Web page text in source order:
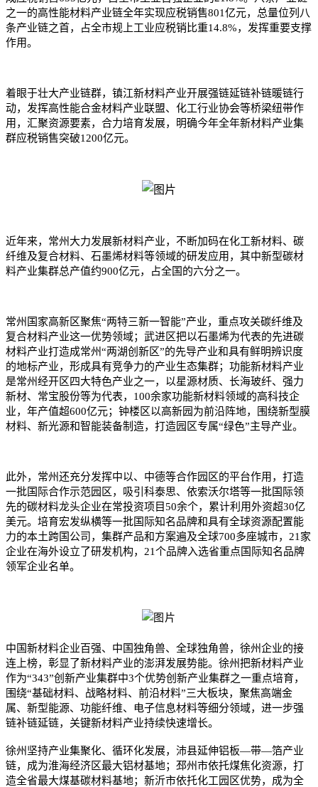
之一的高性能材料产业链全年实现应税销售801亿元，总量位列八
条产业链之首，占全市规上工业应税销比重14.8%，发挥重要支撑
作用。
着眼于壮大产业链群，镇江新材料产业开展强链延链补链暖链行
动，发挥高性能合金材料产业联盟、化工行业协会等桥梁纽带作
用，汇聚资源要素，合力培育发展，明确今年全年新材料产业集
群应税销售突破1200亿元。
近年来，常州大力发展新材料产业，不断加码在化工新材料、碳
纤维及复合材料、石墨烯材料等领域的研发应用，其中新型碳材
料产业集群总产值约900亿元，占全国的六分之一。
常州国家高新区聚焦“两特三新一智能”产业，重点攻关碳纤维及
复合材料产业这一优势领域；武进区把以石墨烯为代表的先进碳
材料产业打造成常州“两湖创新区”的先导产业和具有鲜明辨识度
的地标产业，形成具有竞争力的产业生态集群；功能新材料产业
是常州经开区四大特色产业之一，以星源材质、长海玻纤、强力
新材、常宝股份等为代表，100余家功能新材料领域的高科技企
业，年产值超600亿元；钟楼区以高新园为前沿阵地，围绕新型膜
材料、新光源和智能装备制造，打造园区专属“绿色”主导产业。
此外，常州还充分发挥中以、中德等合作园区的平台作用，打造
一批国际合作示范园区，吸引科泰思、依索沃尔塔等一批国际领
先的碳材料龙头企业在常投资项目50余个，累计利用外资超30亿
美元。培育宏发纵横等一批国际知名品牌和具有全球资源配置能
力的本土跨国公司，集群产品和方案遍及全球700多座城市，21家
企业在海外设立了研发机构，21个品牌入选省重点国际知名品牌
领军企业名单。
中国新材料企业百强、中国独角兽、全球独角兽，徐州企业的接
连上榜，彰显了新材料产业的澎湃发展势能。徐州把新材料产业
作为“343”创新产业集群中3个优势创新产业集群之一重点培育，
围绕“基础材料、战略材料、前沿材料”三大板块，聚焦高端金
属、新型能源、功能纤维、电子信息材料等细分领域，进一步强
链补链延链，关键新材料产业持续快速增长。
徐州坚持产业集聚化、循环化发展，沛县延伸铝板—带—箔产业
链，成为淮海经济区最大铝材基地；邳州市依托煤焦化资源，打
造全省最大煤基碳材料基地；新沂市依托化工园区优势，成为全